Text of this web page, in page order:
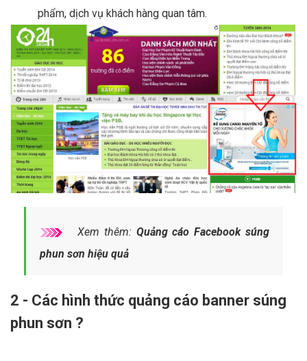
phẩm, dịch vụ khách hàng quan tâm.
Xem thêm: Quảng cáo Facebook súng
phun sơn hiệu quả
2 - Các hình thức quảng cáo banner súng
phun sơn ?